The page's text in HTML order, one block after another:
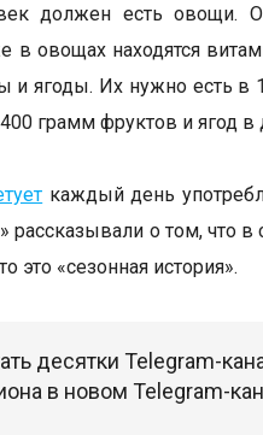
должен есть овощи.
в овощах находятся
ягоды. Их нужно есть в
грамм фруктов и ягод в
каждый день
рассказывали о том, что
это «сезонная история».
десятки Telegram-
в новом Telegram-